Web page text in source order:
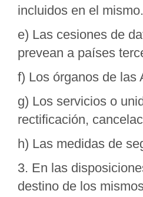
incluidos en el mismo.
e) Las cesiones de
prevean a países
f) Los órganos de las
g) Los servicios o
rectificación,
h) Las medidas de
3. En las
destino de los